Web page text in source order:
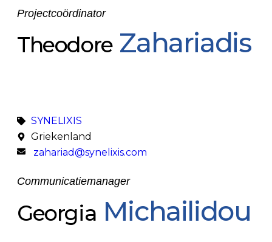
Projectcoördinator
TheodoreZahariadis
SYNELIXIS
Griekenland
zahariad@synelixis.com
Communicatiemanager
Georgia Michailidou